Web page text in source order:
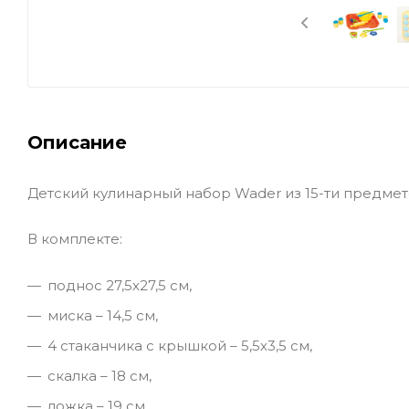
Описание
Детский кулинарный набор Wader из 15-ти
В комплекте:
поднос 27,5х27,5 см,
миска – 14,5 см,
4 стаканчика с крышкой – 5,5х3,5 см,
скалка – 18 см,